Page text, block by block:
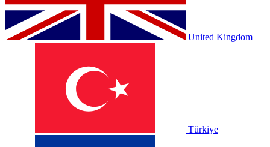
United Kingdom
Türkiye